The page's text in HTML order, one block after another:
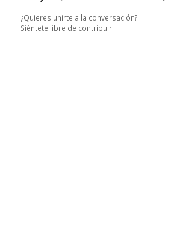
¿Quieres unirte a la conversación?
Siéntete libre de contribuir!